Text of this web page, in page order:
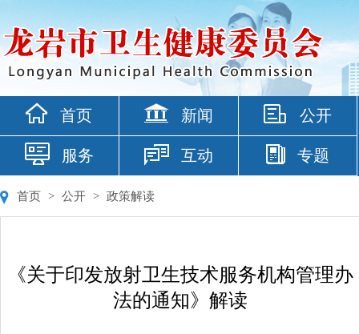
首页 新闻 公开
服务 互动 专题
首页 > 公开 > 政策解读
《关于印发放射卫生技术服务机构管理办
法的通知》解读